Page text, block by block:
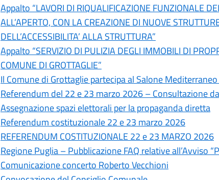
Appalto “LAVORI DI RIQUALIFICAZIONE FUNZIONALE
ALL’APERTO, CON LA CREAZIONE DI NUOVE
DELL’ACCESSIBILITA’ ALLA STRUTTURA”
Appalto “SERVIZIO DI PULIZIA DEGLI IMMOBILI DI
COMUNE DI GROTTAGLIE”
Il Comune di Grottaglie partecipa al Salone Mediterraneo
Referendum del 22 e 23 marzo 2026 – Consultazione
Assegnazione spazi elettorali per la propaganda diretta
Referendum costituzionale 22 e 23 marzo 2026
REFERENDUM COSTITUZIONALE 22 e 23 MARZO 2026
Regione Puglia – Pubblicazione FAQ relative all’Avviso
Comunicazione concerto Roberto Vecchioni